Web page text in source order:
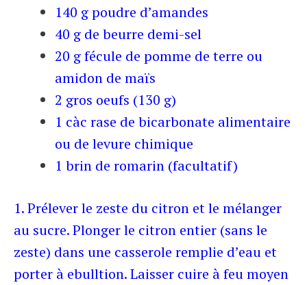
140 g poudre d’amandes
40 g de beurre demi-sel
20 g fécule de pomme de terre ou
amidon de maïs
2 gros oeufs (130 g)
1 càc rase de bicarbonate alimentaire
ou de levure chimique
1 brin de romarin (facultatif)
1. Prélever le zeste du citron et le mélanger
au sucre. Plonger le citron entier (sans le
zeste) dans une casserole remplie d’eau et
porter à ebulltion. Laisser cuire à feu moyen